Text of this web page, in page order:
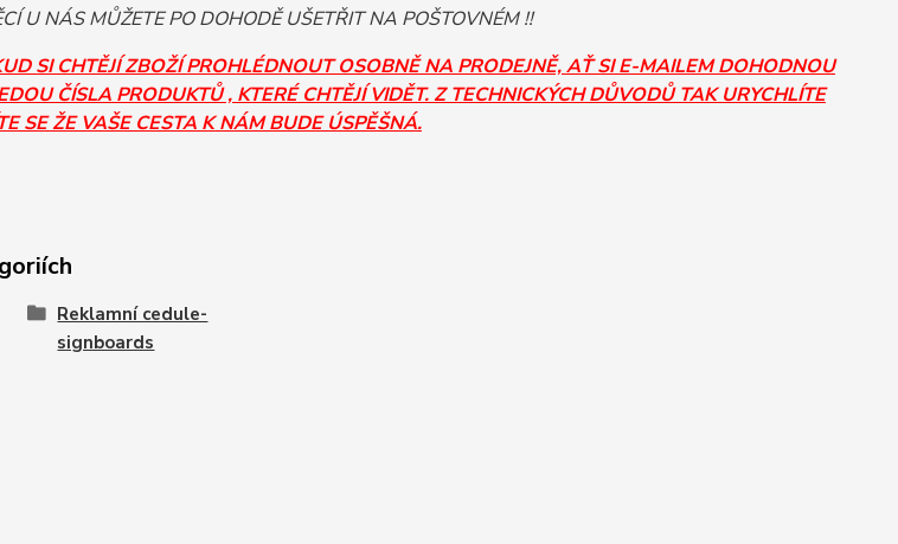
U NÁS MŮŽETE PO DOHODĚ UŠETŘIT NA POŠTOVNÉM !!
SI CHTĚJÍ ZBOŽÍ PROHLÉDNOUT OSOBNĚ NA PRODEJNĚ, AŤ SI E-MAILEM DOHODNOU
ČÍSLA PRODUKTŮ , KTERÉ CHTĚJÍ VIDĚT. Z TECHNICKÝCH DŮVODŮ TAK URYCHLÍTE
SE ŽE VAŠE CESTA K NÁM BUDE ÚSPĚŠNÁ.
Reklamní cedule-
signboards